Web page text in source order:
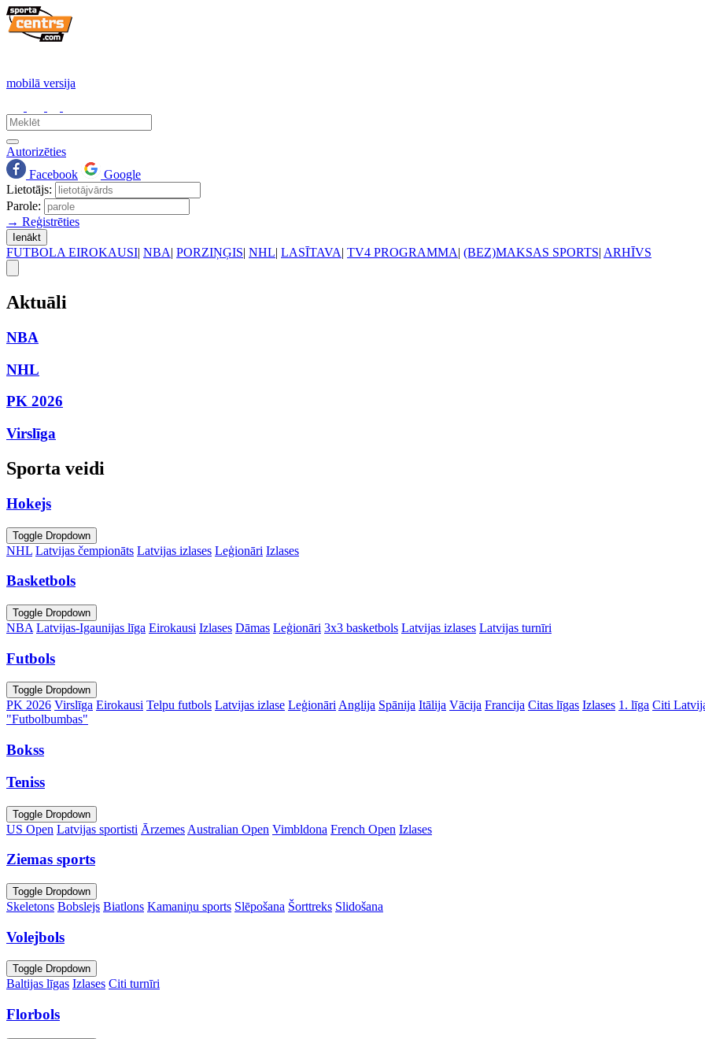
mobilā versija
Autorizēties
Facebook
Google
Lietotājs:
Parole:
→ Reģistrēties
Ienākt
FUTBOLA EIROKAUSI| NBA| PORZIŅĢIS| NHL| LASĪTAVA| TV4 PROGRAMMA| (BEZ)MAKSAS SPORTS| ARHĪVS
Aktuāli
NBA
NHL
PK 2026
Virslīga
Sporta veidi
Hokejs
Toggle Dropdown
NHL Latvijas čempionāts Latvijas izlases Leģionāri Izlases
Basketbols
Toggle Dropdown
NBA Latvijas-Igaunijas līga Eirokausi Izlases Dāmas Leģionāri 3x3 basketbols Latvijas izlases Latvijas turnīri
Futbols
Toggle Dropdown
PK 2026 Virslīga Eirokausi Telpu futbols Latvijas izlase Leģionāri Anglija Spānija Itālija Vācija Francija Citas līgas Izlases 1. līga Citi
"Futbolbumbas"
Bokss
Teniss
Toggle Dropdown
US Open Latvijas sportisti Ārzemes Australian Open Vimbldona French Open Izlases
Ziemas sports
Toggle Dropdown
Skeletons Bobslejs Biatlons Kamaniņu sports Slēpošana Šorttreks Slidošana
Volejbols
Toggle Dropdown
Baltijas līgas Izlases Citi turnīri
Florbols